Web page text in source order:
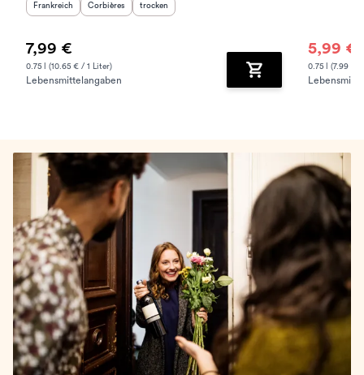
Herkunftsland
Frankreich Herkunftsregion:
Corbières Geschmack
trocken
7,99 €
0.75 l (10.65 € / 1 Liter)
Lebensmittelangaben Zum Warenkorb
5,99 €
0.75 l (7.99 € /